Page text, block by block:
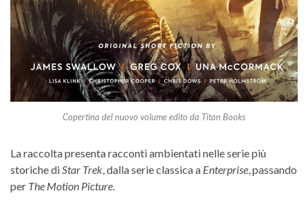
Copertina del nuovo volume edito da Titan Books
La raccolta presenta racconti ambientati nelle serie più
storiche di Star Trek , dalla serie classica a Enterprise , passando
per The Motion Picture